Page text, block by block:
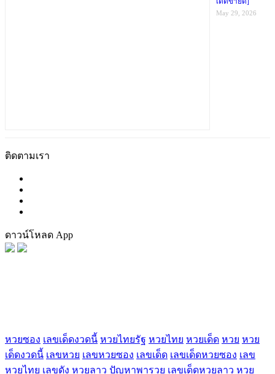
May 29, 2026
ติดตามเรา
ดาวน์โหลด App
หวยซอง เลขเด็ดงวดนี้ หวยไทยรัฐ หวยไทย หวยเด็ด หวย หวย
เด็ดงวดนี้ เลขหวย เลขหวยซอง เลขเด็ด เลขเด็ดหวยซอง เลข
หวยไทย เลขดัง หวยลาว ปัญหาพารวย เลขเด็ดหวยลาว หวย